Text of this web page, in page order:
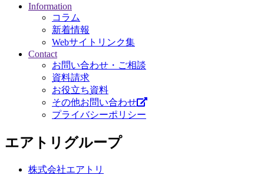
Information
コラム
新着情報
Webサイトリンク集
Contact
お問い合わせ・ご相談
資料請求
お役立ち資料
その他お問い合わせ
プライバシーポリシー
エアトリグループ
株式会社エアトリ